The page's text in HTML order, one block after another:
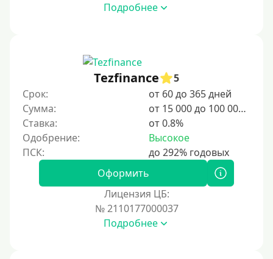
Подробнее
Tezfinance
5
Срок:
от 60 до 365 дней
Сумма:
от 15 000 до 100 000 ₽
Ставка:
от 0.8%
Одобрение:
Высокое
Оформить
Лицензия ЦБ:
№ 2110177000037
Подробнее